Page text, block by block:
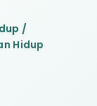
/
Hidup